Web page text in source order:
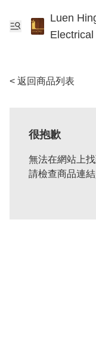
Luen
< 返回商品列表
很抱歉
無法在網站上
請檢查商品連結